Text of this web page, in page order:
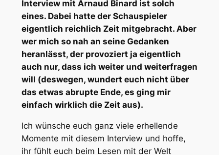
Interview mit Arnaud Binard ist solch
eines. Dabei hatte der Schauspieler
eigentlich reichlich Zeit mitgebracht. Aber
wer mich so nah an seine Gedanken
heranlässt, der provoziert ja eigentlich
auch nur, dass ich weiter und weiterfragen
will (deswegen, wundert euch nicht über
das etwas abrupte Ende, es ging mir
einfach wirklich die Zeit aus).
Ich wünsche euch ganz viele erhellende
Momente mit diesem Interview und hoffe,
ihr fühlt euch beim Lesen mit der Welt